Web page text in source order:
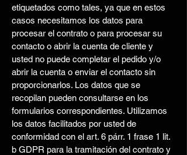
etiquetados como tales, ya que en estos
casos necesitamos los datos para
procesar el contrato o para procesar su
contacto o abrir la cuenta de cliente y
usted no puede completar el pedido y/o
abrir la cuenta o enviar el contacto sin
proporcionarlos. Los datos que se
recopilan pueden consultarse en los
formularios correspondientes. Utilizamos
los datos facilitados por usted de
conformidad con el art. 6 párr. 1 frase 1 lit.
b GDPR para la tramitación del contrato y